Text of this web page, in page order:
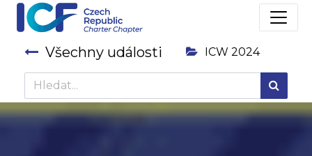
Všechny události ICW 2024